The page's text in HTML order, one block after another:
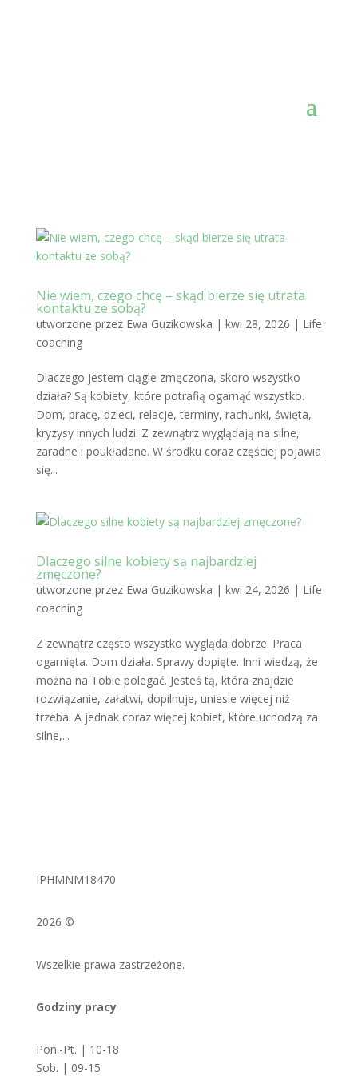
Nie wiem, czego chcę – skąd bierze się utrata
kontaktu ze sobą?
utworzone przez Ewa Guzikowska | kwi 28, 2026 | Life
coaching
Dlaczego jestem ciągle zmęczona, skoro wszystko
działa? Są kobiety, które potrafią ogarnąć wszystko.
Dom, pracę, dzieci, relacje, terminy, rachunki, święta,
kryzysy innych ludzi. Z zewnątrz wyglądają na silne,
zaradne i poukładane. W środku coraz częściej pojawia
się...
Dlaczego silne kobiety są najbardziej
zmęczone?
utworzone przez Ewa Guzikowska | kwi 24, 2026 | Life
coaching
Z zewnątrz często wszystko wygląda dobrze. Praca
ogarnięta. Dom działa. Sprawy dopięte. Inni wiedzą, że
można na Tobie polegać. Jesteś tą, która znajdzie
rozwiązanie, załatwi, dopilnuje, uniesie więcej niż
trzeba. A jednak coraz więcej kobiet, które uchodzą za
silne,...
IPHMNM18470
2026 ©
Wszelkie prawa zastrzeżone.
Godziny pracy
Pon.-Pt. | 10-18
Sob. | 09-15